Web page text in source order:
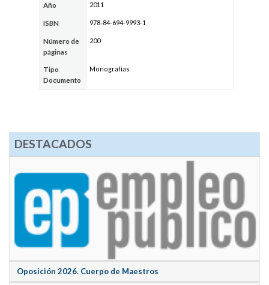
Año 2011
ISBN 978-84-694-9993-1
Número de
páginas
200
Tipo
Documento
Monografías
DESTACADOS
Oposición 2026. Cuerpo de Maestros